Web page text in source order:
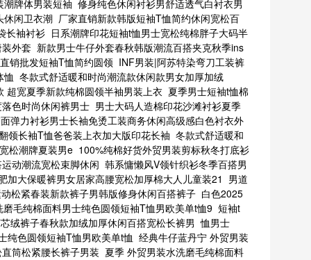
牌体男装短袖 修身纯色休闲衬衫男舒适透气白衬衣男
休闲卫衣潮 厂家直销新款韩版短袖T恤简约休闲宽松百
长袖衬衫 日系潮牌印花短袖t恤男士宽松纯棉胖子大码半
外套 新款男士牛仔外套春秋韩版潮流百搭夹克秋季ins
销批发短袖T恤简约圆领 INF男装|阿苏特染弯刀工装裤
恤 冬款式舒适暖和时尚潮流款休闲款男女加厚加绒
超宽夏季新款纯棉圆领半袖男装上衣 夏季男士短袖t恤棉
色时尚休闲裤男士 男士大码人造棉印花沙滩衬衫夏季
弹力衬衫男士长袖免烫工装商务休闲高级感白色衬衣外
领长袖T恤爸爸装上衣加大版印花长袖 冬款式舒适暖和
松潮牌夏装男e 100%纯棉好货外贸男装剪标秋冬打底衫
动潮流宽松束脚休闲 韩系慵懒风V领针织衫冬季百搭男
加大保暖裤男女居家高腰宽松加厚棉大人儿童装21 男道
松紧春装新款裤子男韩版修身休闲百搭裤子 白色2025
毛纯棉面料男士纯色圆领短袖T恤男欧美单t恤9 短袖t
绒裤子春秋款加绒加厚休闲百搭宽松长裤男 恤男士
纯色圆领短袖T恤男欧美单t恤 经典牛仔蓝丹宁 外贸男装
筒松紧腰长裤子男装 夏季 外贸男装水洗磨毛纯棉面料